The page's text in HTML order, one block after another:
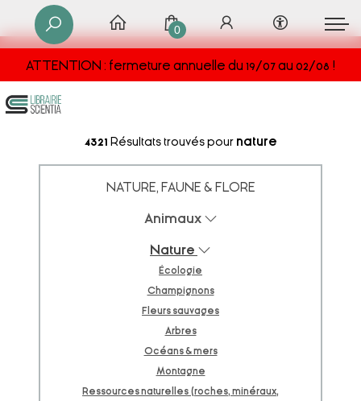
ATTENTION : fermeture annuelle du 19/07 au 02/08 !
0
4321 Résultats trouvés pour nature
NATURE, FAUNE & FLORE
Animaux
Nature
Écologie
Champignons
Fleurs sauvages
Arbres
Océans & mers
Montagne
Ressources naturelles (roches, minéraux,